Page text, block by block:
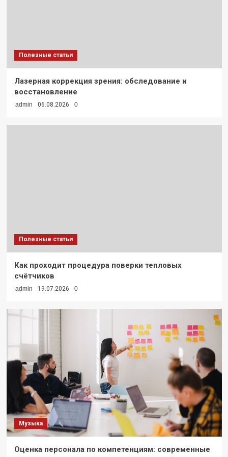
Полезные статьи
Лазерная коррекция зрения: обследование и
восстановление
admin 06.08.2026 0
Полезные статьи
Как проходит процедура поверки тепловых
счётчиков
admin 19.07.2026 0
Музыка
Оценка персонала по компетенциям: современные